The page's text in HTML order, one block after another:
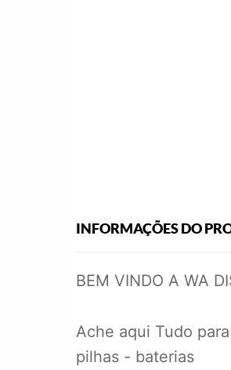
INFORMAÇÕES DO
BEM VINDO A WA
Ache aqui Tudo
pilhas - baterias